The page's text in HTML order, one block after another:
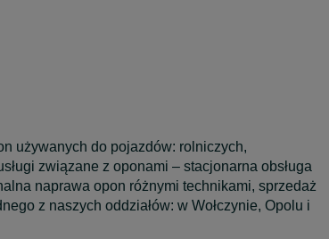
używanych do pojazdów: rolniczych,
związane z oponami – stacjonarna obsługa
naprawa opon różnymi technikami, sprzedaż
z naszych oddziałów: w Wołczynie, Opolu i